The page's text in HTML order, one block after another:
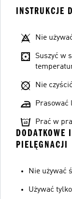
INSTRUKCJE
Nie
Suszyć w
Nie
Prasować
Prać w
DODATKOWE
PIELĘGNACJI
Nie używać
Używać